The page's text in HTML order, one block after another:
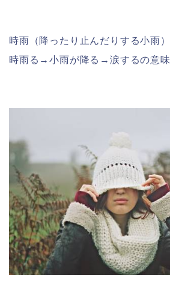
時雨（降ったり止んだりする小雨）
時雨る→小雨が降る→涙するの意味